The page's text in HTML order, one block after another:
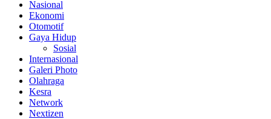
Nasional
Ekonomi
Otomotif
Gaya Hidup
Sosial
Internasional
Galeri Photo
Olahraga
Kesra
Network
Nextizen